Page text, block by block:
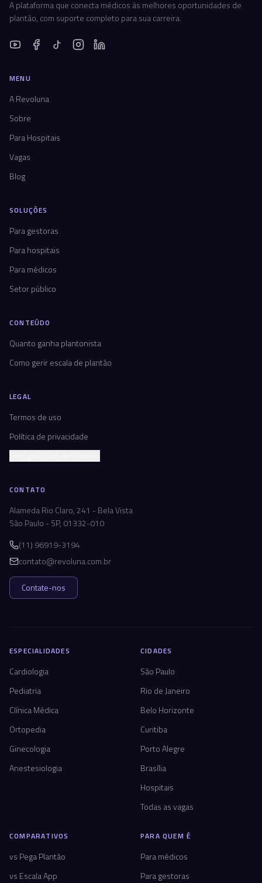
A plataforma que conecta médicos às melhores oportunidades de
plantão, com suporte completo para sua carreira.
MENU
A Revoluna
Sobre
Para Hospitais
Vagas
Blog
SOLUÇÕES
Para gestoras
Para hospitais
Para médicos
Setor público
CONTEÚDO
Quanto ganha plantonista
Como gerir escala de plantão
LEGAL
Termos de uso
Política de privacidade
CONTATO
Alameda Rio Claro, 241 - Bela Vista
São Paulo - SP, 01332-010
(11) 96919-3194
contato@revoluna.com.br
Contate-nos
ESPECIALIDADES
Cardiologia
Pediatria
Clínica Médica
Ortopedia
Ginecologia
Anestesiologia
CIDADES
São Paulo
Rio de Janeiro
Belo Horizonte
Curitiba
Porto Alegre
Brasília
Hospitais
Todas as vagas
COMPARATIVOS
vs Pega Plantão
vs Escala App
PARA QUEM É
Para médicos
Para gestoras